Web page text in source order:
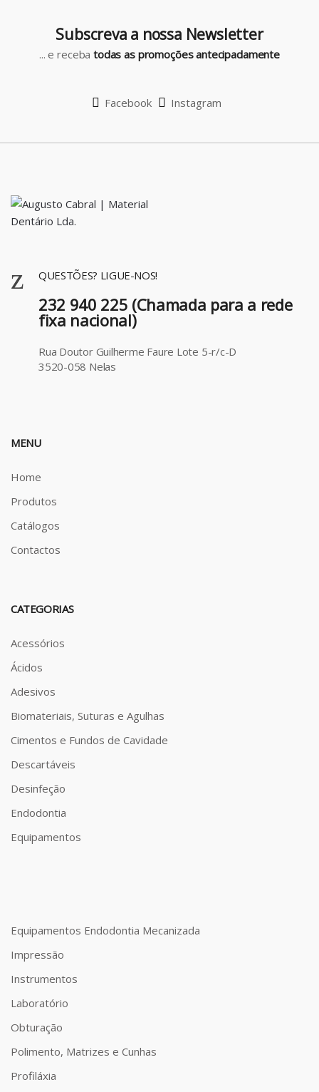
Subscreva a nossa Newsletter
... e recebatodas as promoções antecipadamente
Facebook Instagram
QUESTÕES? LIGUE-NOS!
232 940 225 (Chamada para a rede
fixa nacional)
Rua Doutor Guilherme Faure Lote 5-r/c-D
3520-058 Nelas
MENU
Home
Produtos
Catálogos
Contactos
CATEGORIAS
Acessórios
Ácidos
Adesivos
Biomateriais, Suturas e Agulhas
Cimentos e Fundos de Cavidade
Descartáveis
Desinfeção
Endodontia
Equipamentos
Equipamentos Endodontia Mecanizada
Impressão
Instrumentos
Laboratório
Obturação
Polimento, Matrizes e Cunhas
Profiláxia